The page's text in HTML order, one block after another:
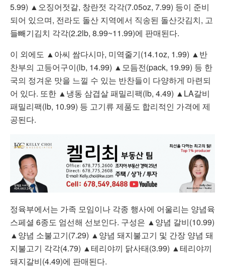
5.99) ▲오징어젓갈, 창란젓 각각(7.05oz, 7.99) 등이 준비
되어 있으며, 전라도 돌산 지역에서 직송된 돌산갓김치, 고
들빼기김치 각각(2.2lb, 8.99~11.99)에 판매된다.
이 외에도 ▲아씨 쌈다시마, 미역줄기(14.1oz, 1.99) ▲반
찬부의 고등어구이(lb, 14.99) ▲모듬전(pack, 19.99) 등 한
국의 정겨운 맛을 느낄 수 있는 반찬들이 다양하게 마련되
어 있다. 또한 ▲냉동 삼겹살 패밀리팩(lb, 4.49) ▲LA갈비
패밀리팩(lb, 10.99) 등 고기류 제품도 합리적인 가격에 제
공된다.
정육부에서는 가족 모임이나 각종 행사에 어울리는 양념육
스페셜 6종도 엄선해 선보인다. 구성은 ▲양념 갈비(10.99)
▲양념 소불고기(7.29) ▲양념 돼지불고기 및 간장 양념 돼
지불고기 각각(4.79) ▲테리야끼 닭사태(3.99) ▲테리야끼
돼지갈비(4.49)에 판매된다.